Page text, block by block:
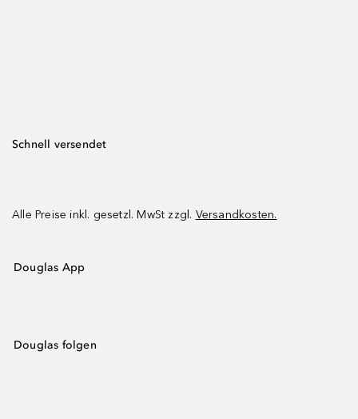
Schnell versendet
Alle Preise inkl. gesetzl. MwSt zzgl. Versandkosten.
Douglas App
Douglas folgen